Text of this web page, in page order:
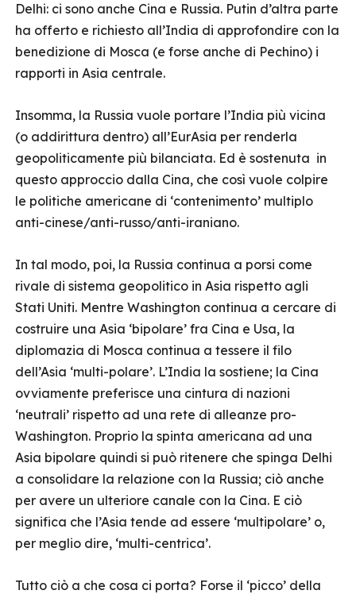
Delhi: ci sono anche Cina e Russia. Putin d’altra parte
ha offerto e richiesto all’India di approfondire con la
benedizione di Mosca (e forse anche di Pechino) i
rapporti in Asia centrale.
Insomma, la Russia vuole portare l’India più vicina
(o addirittura dentro) all’EurAsia per renderla
geopoliticamente più bilanciata. Ed è sostenuta in
questo approccio dalla Cina, che così vuole colpire
le politiche americane di ‘contenimento’ multiplo
anti-cinese/anti-russo/anti-iraniano.
In tal modo, poi, la Russia continua a porsi come
rivale di sistema geopolitico in Asia rispetto agli
Stati Uniti. Mentre Washington continua a cercare di
costruire una Asia ‘bipolare’ fra Cina e Usa, la
diplomazia di Mosca continua a tessere il filo
dell’Asia ‘multi-polare’. L’India la sostiene; la Cina
ovviamente preferisce una cintura di nazioni
‘neutrali’ rispetto ad una rete di alleanze pro-
Washington. Proprio la spinta americana ad una
Asia bipolare quindi si può ritenere che spinga Delhi
a consolidare la relazione con la Russia; ciò anche
per avere un ulteriore canale con la Cina. E ciò
significa che l’Asia tende ad essere ‘multipolare’ o,
per meglio dire, ‘multi-centrica’.
Tutto ciò a che cosa ci porta? Forse il ‘picco’ della